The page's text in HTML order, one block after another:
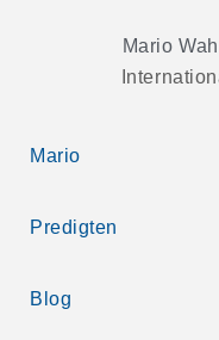
Mario
Mario
Predigten
Blog